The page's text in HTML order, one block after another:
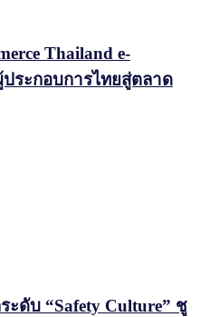
Thailand e-
ประกอบการไทยสู่ตลาด
ดับ “Safety Culture” ชู